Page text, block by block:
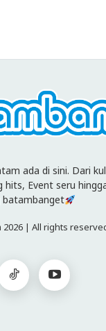
ada di sini. Dari
hits, Event seru
batambanget
| All rights